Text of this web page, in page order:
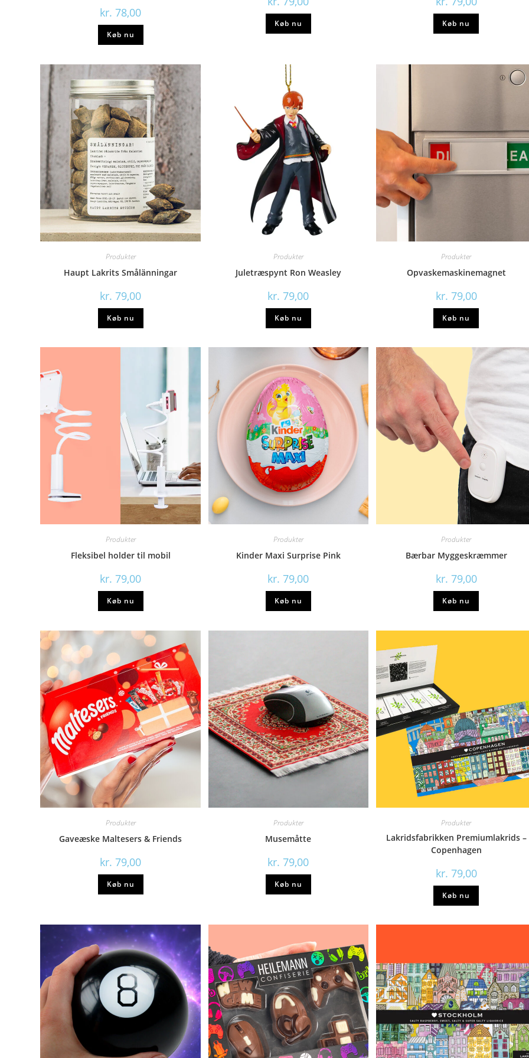
kr. 78,00
Køb nu
Køb nu Køb nu
Produkter
Haupt Lakrits Smålänningar
kr. 79,00
Køb nu
Produkter
Juletræspynt Ron Weasley
kr. 79,00
Køb nu
Produkter
Opvaskemaskinemagnet
kr. 79,00
Køb nu
Produkter
Fleksibel holder til mobil
kr. 79,00
Køb nu
Produkter
Kinder Maxi Surprise Pink
kr. 79,00
Køb nu
Produkter
Bærbar Myggeskræmmer
kr. 79,00
Køb nu
Produkter
Gaveæske Maltesers & Friends
kr. 79,00
Køb nu
Produkter
Musemåtte
kr. 79,00
Køb nu
Produkter
Lakridsfabrikken Premiumlakrids –
Copenhagen
kr. 79,00
Køb nu